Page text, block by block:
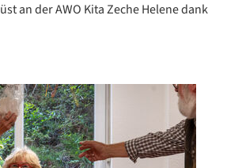
an der AWO Kita Zeche Helene dank